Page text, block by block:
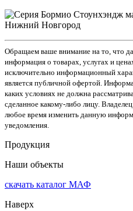
Обращаем ваше внимание на то, что
информация о товарах, услугах и
исключительно информационный
является публичной офертой.
каких условиях не должна
сделанное какому-либо лицу.
любое время изменить данную
уведомления.
Продукция
Наши объекты
скачать каталог МАФ
Наверх